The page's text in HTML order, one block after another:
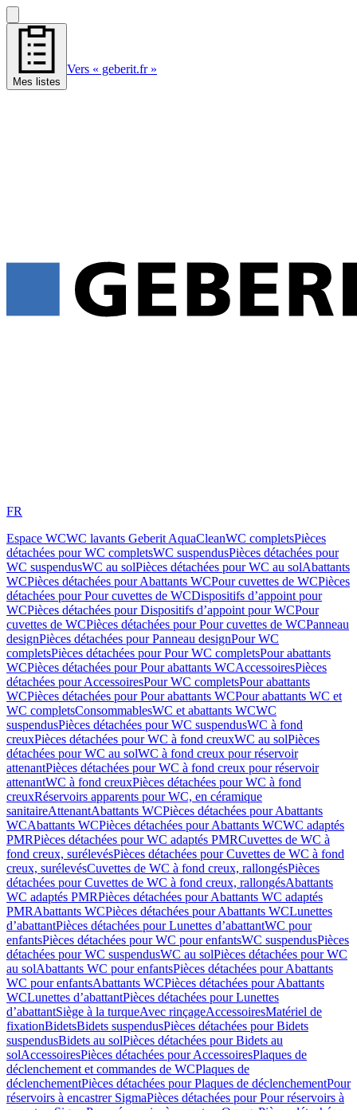
Mes listes
Vers « geberit.fr »
FR
Espace WCWC lavants Geberit AquaCleanWC completsPièces
détachées pour WC completsWC suspendusPièces détachées pour
WC suspendusWC au solPièces détachées pour WC au solAbattants
WCPièces détachées pour Abattants WCPour cuvettes de WCPièces
détachées pour Pour cuvettes de WCDispositifs d’appoint pour
WCPièces détachées pour Dispositifs d’appoint pour WCPour
cuvettes de WCPièces détachées pour Pour cuvettes de WCPanneau
designPièces détachées pour Panneau designPour WC
completsPièces détachées pour Pour WC completsPour abattants
WCPièces détachées pour Pour abattants WCAccessoiresPièces
détachées pour AccessoiresPour WC completsPour abattants
WCPièces détachées pour Pour abattants WCPour abattants WC et
WC completsConsommablesWC et abattants WCWC
suspendusPièces détachées pour WC suspendusWC à fond
creuxPièces détachées pour WC à fond creuxWC au solPièces
détachées pour WC au solWC à fond creux pour réservoir
attenantPièces détachées pour WC à fond creux pour réservoir
attenantWC à fond creuxPièces détachées pour WC à fond
creuxRéservoirs apparents pour WC, en céramique
sanitaireAttenantAbattants WCPièces détachées pour Abattants
WCAbattants WCPièces détachées pour Abattants WCWC adaptés
PMRPièces détachées pour WC adaptés PMRCuvettes de WC à
fond creux, surélevésPièces détachées pour Cuvettes de WC à fond
creux, surélevésCuvettes de WC à fond creux, rallongésPièces
détachées pour Cuvettes de WC à fond creux, rallongésAbattants
WC adaptés PMRPièces détachées pour Abattants WC adaptés
PMRAbattants WCPièces détachées pour Abattants WCLunettes
d’abattantPièces détachées pour Lunettes d’abattantWC pour
enfantsPièces détachées pour WC pour enfantsWC suspendusPièces
détachées pour WC suspendusWC au solPièces détachées pour WC
au solAbattants WC pour enfantsPièces détachées pour Abattants
WC pour enfantsAbattants WCPièces détachées pour Abattants
WCLunettes d’abattantPièces détachées pour Lunettes
d’abattantSiège à la turqueAvec rinçageAccessoiresMatériel de
fixationBidetsBidets suspendusPièces détachées pour Bidets
suspendusBidets au solPièces détachées pour Bidets au
solAccessoiresPièces détachées pour AccessoiresPlaques de
déclenchement et commandes de WCPlaques de
déclenchementPièces détachées pour Plaques de déclenchementPour
réservoirs à encastrer SigmaPièces détachées pour Pour réservoirs à